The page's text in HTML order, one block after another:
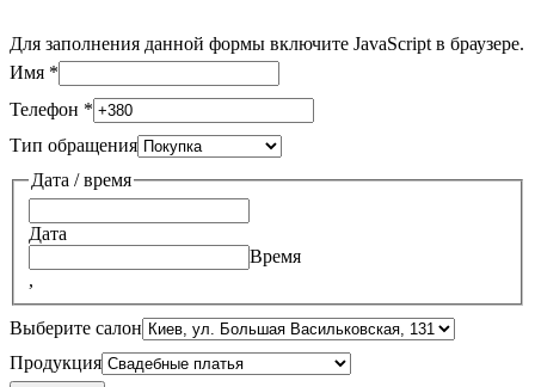
Для заполнения данной формы включите JavaScript в браузере.
Имя *
Телефон *
Тип обращения
Дата / время
Дата
Время
,
Выберите салон
Продукция